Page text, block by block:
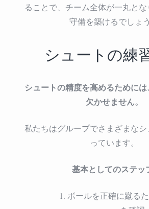
ることで、チーム全体が一丸と
守備を築けるでしょう
シュートの練
シュートの精度を高めるために
欠かせません。
私たちはグループでさまざまな
っています。
基本としてのステッ
ボールを正確に蹴る